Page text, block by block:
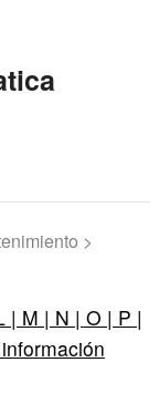
>
| M | N | O | P |